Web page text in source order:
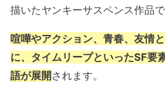
描いたヤンキーサスペンス作品で
喧嘩やアクション、青春、友情
に、タイムリープといったSF要
語が展開されます。